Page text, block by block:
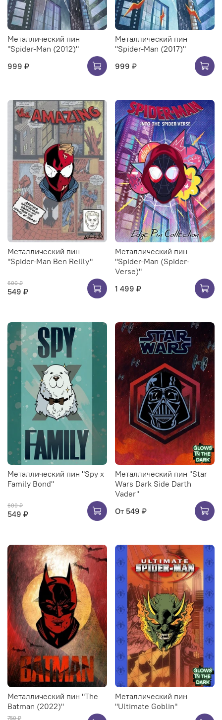
Металлический пин
"Spider-Man (2012)"
999 ₽
Металлический пин
"Spider-Man (2017)"
999 ₽
Металлический пин
"Spider-Man Ben Reilly"
600 ₽
549 ₽
Металлический пин
"Spider-Man (Spider-
Verse)"
1 499 ₽
Металлический пин "Spy x
Family Bond"
600 ₽
549 ₽
Металлический пин "Star
Wars Dark Side Darth
Vader"
От 549 ₽
Металлический пин "The
Batman (2022)"
750 ₽
Металлический пин
"Ultimate Goblin"